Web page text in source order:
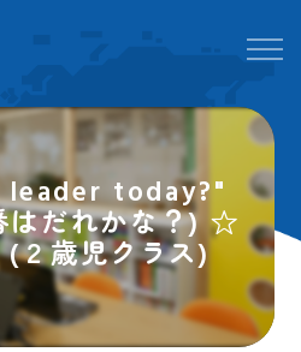
today?"
はだれかな？) ☆
歳児クラス)